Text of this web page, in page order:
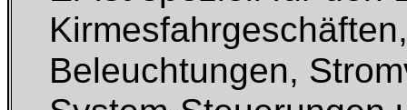
Beleuchtungen,